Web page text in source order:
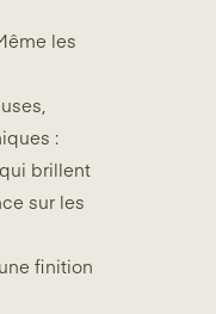
les
:
brillent
sur les
finition